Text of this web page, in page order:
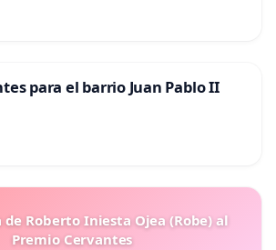
para el barrio Juan Pablo II
Roberto Iniesta Ojea (Robe) al
Premio Cervantes